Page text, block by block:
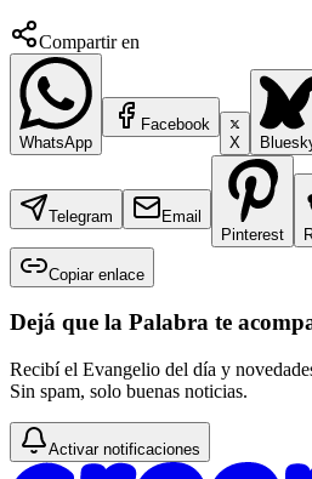
Compartir en
WhatsApp
Facebook
X
Telegram
Email
Pinterest
Copiar enlace
Dejá que la Palabra te
Recibí el Evangelio del día y
Sin spam, solo buenas noticias.
Activar notificaciones